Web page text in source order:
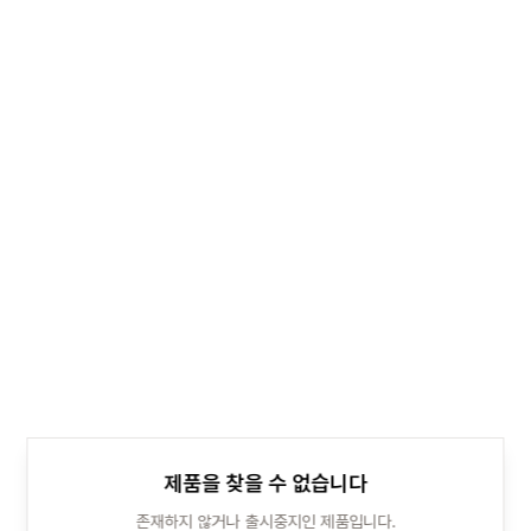
제품을 찾을 수 없습니다
존재하지 않거나 출시중지인 제품입니다.